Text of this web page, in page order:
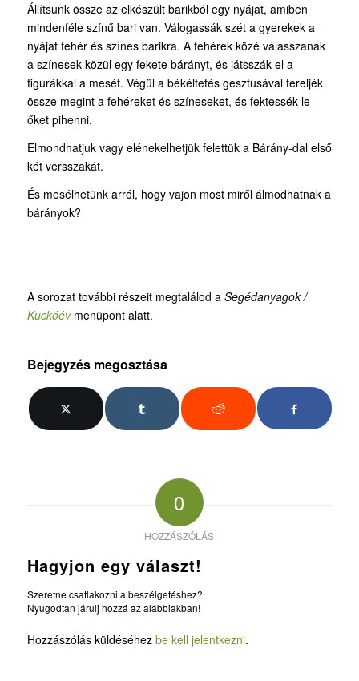
Állítsunk össze az elkészült barikból egy nyájat, amiben
mindenféle színű bari van. Válogassák szét a gyerekek a
nyájat fehér és színes barikra. A fehérek közé válasszanak
a színesek közül egy fekete bárányt, és játsszák el a
figurákkal a mesét. Végül a békéltetés gesztusával tereljék
össze megint a fehéreket és színeseket, és fektessék le
őket pihenni.
Elmondhatjuk vagy elénekelhetjük felettük a Bárány-dal első
két versszakát.
És mesélhetünk arról, hogy vajon most miről álmodhatnak a
bárányok?
A sorozat további részeit megtalálod a Segédanyagok /
Kuckóév menüpont alatt.
Bejegyzés megosztása
0
HOZZÁSZÓLÁS
Hagyjon egy választ!
Szeretne csatlakozni a beszélgetéshez?
Nyugodtan járulj hozzá az alábbiakban!
Hozzászólás küldéséhez be kell jelentkezni.